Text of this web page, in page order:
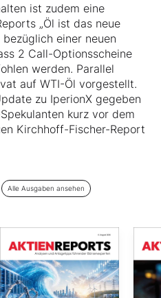
ist zudem eine
„Öl ist das neue
bezüglich einer neuen
2 Call-Optionsscheine
werden. Parallel
auf WTI-Öl vorgestellt.
zu IperionX gegeben
kurz vor dem
Kirchhoff-Fischer-Report
Alle Ausgaben ansehen